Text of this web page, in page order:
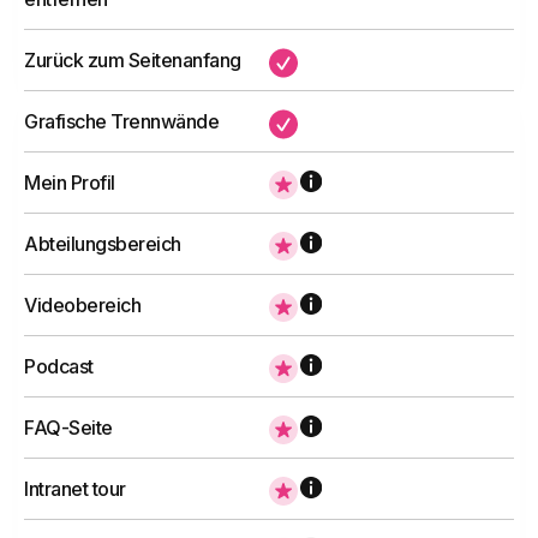
Graphische Buttons
Interaktive Grafiken bieten schnellen Zugriff
auf Unternehmensressourcen.
Grafische Trennwände
Die Komponente, die Ihnen hilft, die Inhalte im
und Farbe der Abschnitte auf einer Seite
erweitert.
Premium Plan
für Unternehmen mit mehr als
5.000 Benutzern
Übersetzung von Inhalten
Und vieles mehr.
Demo anfordern
Zurück zum Seitenanfang ✔
Grafische Trennwände ✔
Mein Profil
Abteilungsbereich
Videobereich
Podcast
FAQ-Seite
Intranet tour